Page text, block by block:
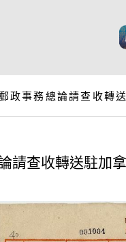
政事務總論請查收轉
請查收轉送駐加